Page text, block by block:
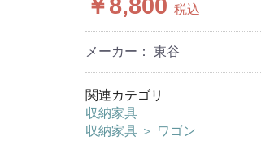
￥8,800 税込
メーカー： 東谷
関連カテゴリ
収納家具
収納家具 ＞ ワゴン